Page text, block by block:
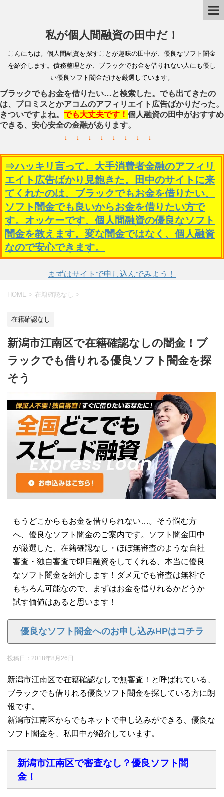
私が個人間融資の田中だ！
こんにちは。個人間融資を探すことが趣味の田中が、優良なソフト闇金
を紹介します。債務整理とか、ブラックでお金を借りれない人にも優し
い優良ソフト闇金だけを厳選しています。
ブラックでもお金を借りたい…と検索した。でも出てきたの
は、プロミスとかアコムのアフィリエイト広告ばかりだった。
きついですよね。 でも大丈夫です！ 個人融資の田中がおすすめ
できる、安心安全の金融があります。
↓ ↓ ↓ ↓ ↓ ↓ ↓ ↓
⇒ハッキリ言って、大手消費者金融のアフィリ
エイト広告ばかり見飽きた。田中のサイトに来
てくれたのは、ブラックでもお金を借りたい、
ソフト闇金でも良いからお金を借りたい方で
す。オッケーです、個人間融資の優良なソフト
闇金を教えます。変な闇金ではなく、個人融資
なので安心できます。
まずはサイトで申し込んでみよう！
HOME > 在籍確認なし >
在籍確認なし
新潟市江南区で在籍確認なしの闇金！ブ
ラックでも借りれる優良ソフト闇金を探
そう
もうどこからもお金を借りられない…。そう悩む方
へ、優良なソフト闇金のご案内です。ソフト闇金田中
が厳選した、在籍確認なし・ほぼ無審査のような自社
審査・独自審査で即日融資をしてくれる、本当に優良
なソフト闇金を紹介します！ダメ元でも審査は無料で
もちろん可能なので、まずはお金を借りれるかどうか
試す価値はあると思います！
優良なソフト闇金へのお申し込みHPはコチラ
投稿日： 2018年8月26日
新潟市江南区で在籍確認なしで無審査！と呼ばれている、
ブラックでも借りれる優良ソフト闇金を探している方に朗
報です。
新潟市江南区からでもネットで申し込みができる、優良な
ソフト闇金を、私田中が紹介しています。
新潟市江南区で審査なし？優良ソフト闇
金！